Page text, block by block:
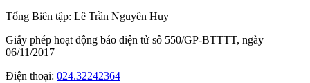
Tổng Biên tập: Lê Trần Nguyên Huy
Giấy phép hoạt động báo điện tử số 550/GP-BTTTT, ngày
06/11/2017
Điện thoại: 024.32242364